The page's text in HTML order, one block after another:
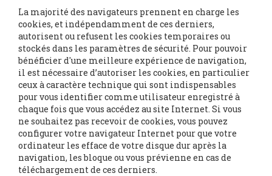
La majorité des navigateurs prennent en charge les
cookies, et indépendamment de ces derniers,
autorisent ou refusent les cookies temporaires ou
stockés dans les paramètres de sécurité. Pour pouvoir
bénéficier d'une meilleure expérience de navigation,
il est nécessaire d’autoriser les cookies, en particulier
ceux à caractère technique qui sont indispensables
pour vous identifier comme utilisateur enregistré à
chaque fois que vous accédez au site Internet. Si vous
ne souhaitez pas recevoir de cookies, vous pouvez
configurer votre navigateur Internet pour que votre
ordinateur les efface de votre disque dur après la
navigation, les bloque ou vous prévienne en cas de
téléchargement de ces derniers.